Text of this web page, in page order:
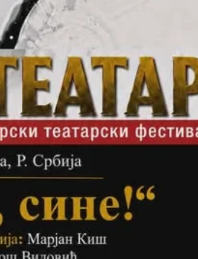
ЗАКОН ЗА ЦКРМ
СТАТУТ НА ЦКРМ
ОРГАНИЗАЦИЈА И РАЗВОЈ
РАКОВОДЕН ОДБОР
СОБРАНИЕ
СТРУКТУРА И ОРГАНИЗАЦИОНА ПОСТАВЕНОСТ
ДИСЕМИНАЦИЈА
MЕЃУНАРОДНО ХУМАНИТАРНО ПРАВО
ПРОМОЦИЈА НА ХУМАНИ ВРЕДНОСТИ